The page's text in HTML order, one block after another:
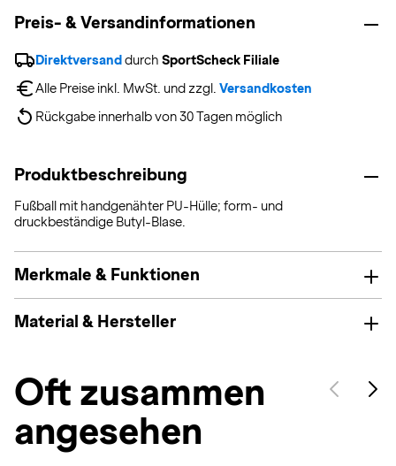
Preis- & Versandinformationen
Direktversand durch SportScheck Filiale
Alle Preise inkl. MwSt. und zzgl. Versandkosten
Rückgabe innerhalb von 30 Tagen möglich
Produktbeschreibung
Fußball mit handgenähter PU-Hülle; form- und
druckbeständige Butyl-Blase.
Merkmale & Funktionen
Material & Hersteller
Oft zusammen
angesehen